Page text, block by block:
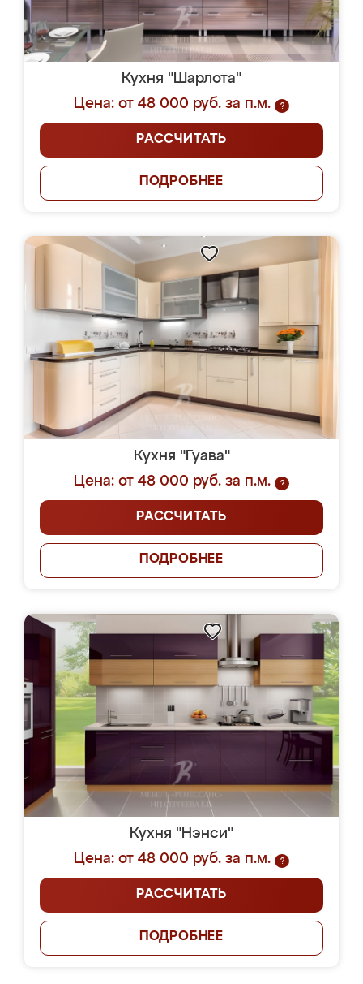
Кухня "Шарлота"
Цена: от 48 000 руб. за п.м.
?
РАССЧИТАТЬ
ПОДРОБНЕЕ
Кухня "Гуава"
Цена: от 48 000 руб. за п.м.
?
РАССЧИТАТЬ
ПОДРОБНЕЕ
Кухня "Нэнси"
Цена: от 48 000 руб. за п.м.
?
РАССЧИТАТЬ
ПОДРОБНЕЕ